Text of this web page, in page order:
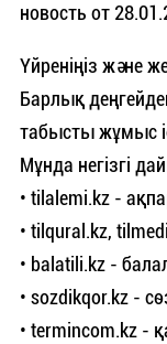
новость от
Үйреніңіз және
Барлық
табысты жұмыс
Мұнда негізгі
• tilalemi.kz -
• tilqural.kz,
• balatili.kz -
• sozdikqor.kz -
• termincom.kz -